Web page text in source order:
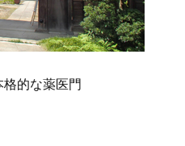
的な薬医門